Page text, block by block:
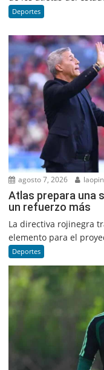
Deportes
agosto 7, 2026
Atlas prepara una
un refuerzo más
La directiva rojinegra
elemento para el
Deportes